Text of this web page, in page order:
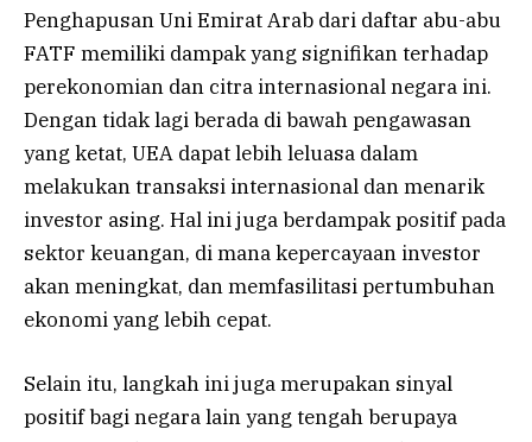
Penghapusan Uni Emirat Arab dari daftar abu-abu
FATF memiliki dampak yang signifikan terhadap
perekonomian dan citra internasional negara ini.
Dengan tidak lagi berada di bawah pengawasan
yang ketat, UEA dapat lebih leluasa dalam
melakukan transaksi internasional dan menarik
investor asing. Hal ini juga berdampak positif pada
sektor keuangan, di mana kepercayaan investor
akan meningkat, dan memfasilitasi pertumbuhan
ekonomi yang lebih cepat.
Selain itu, langkah ini juga merupakan sinyal
positif bagi negara lain yang tengah berupaya